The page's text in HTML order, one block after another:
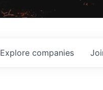
Explore companies